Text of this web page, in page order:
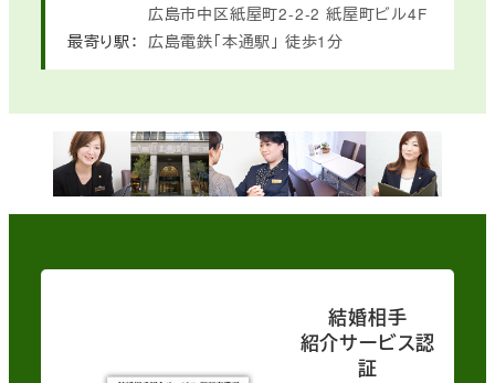
広島市中区紙屋町2-2-2 紙屋町ビル4F
最寄り駅： 広島電鉄「本通駅」 徒歩1分
結婚相手
紹介サービス認
証